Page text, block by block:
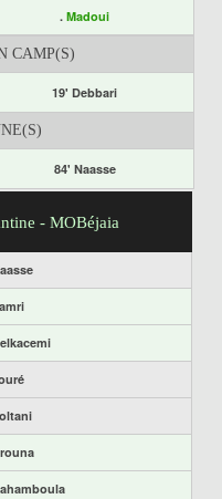
. Madoui
CAMP(S)
19' Debbari
84' Naasse
- MOBéjaia